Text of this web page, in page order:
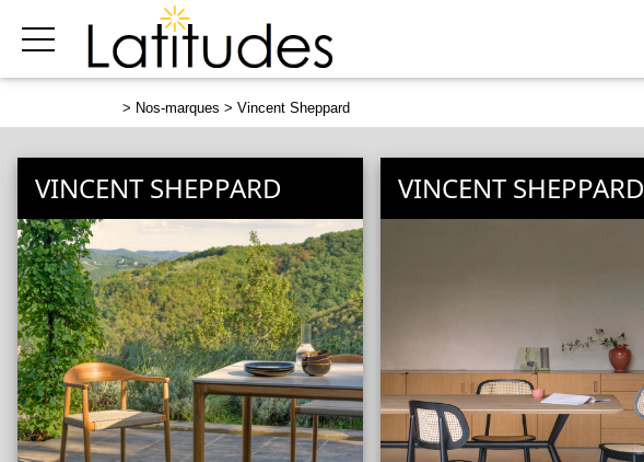
> Nos-marques > Vincent Sheppard
VINCENT SHEPPARD VINCENT SHEPPARD